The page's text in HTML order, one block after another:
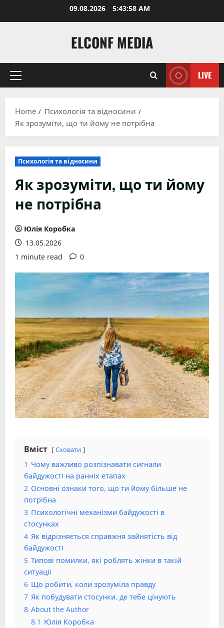
09.08.2026 5:43:59 AM
ELCONF MEDIA
Primary
LIVE
Home
Психологія та відносини
Як зрозуміти, що ти йому не потрібна
Психологія та відносини
Як зрозуміти, що ти йому
не потрібна
Юлія Коробка
13.05.2026
1 minute read
0
Вміст Сховати
1 Чому важливо розпізнавати сигнали
байдужості на ранніх етапах
2 Основні ознаки того, що ти йому більше не
потрібна
3 Психологічні механізми байдужості в
стосунках
4 Як відрізняється справжня зайнятість від
байдужості
5 Типові помилки, які роблять жінки в такій
ситуації
6 Що робити, коли зрозуміла правду
7 Як побудувати стосунки, де тебе цінують
8 About the Author
8.1 Юлія Коробка